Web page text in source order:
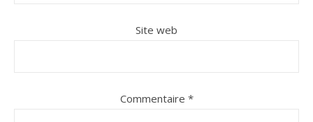
Site web
Commentaire *